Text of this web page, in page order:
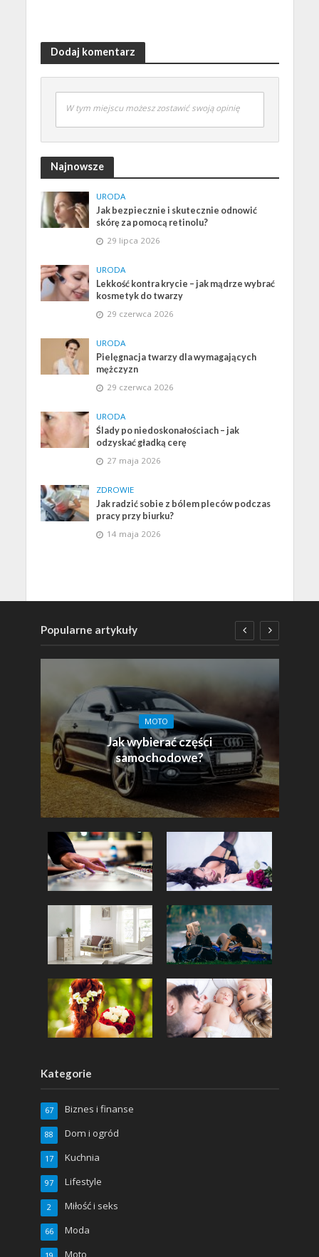
Dodaj komentarz
W tym miejscu możesz zostawić swoją opinię
Najnowsze
URODA
Jak bezpiecznie i skutecznie odnowić
skórę za pomocą retinolu?
29 lipca 2026
URODA
Lekkość kontra krycie – jak mądrze wybrać
kosmetyk do twarzy
29 czerwca 2026
URODA
Pielęgnacja twarzy dla wymagających
mężczyzn
29 czerwca 2026
URODA
Ślady po niedoskonałościach – jak
odzyskać gładką cerę
27 maja 2026
ZDROWIE
Jak radzić sobie z bólem pleców podczas
pracy przy biurku?
14 maja 2026
Popularne artykuły
MOTO
Jak wybierać części
samochodowe?
Kategorie
Biznes i finanse
67
Dom i ogród
88
Kuchnia
17
Lifestyle
97
Miłość i seks
2
Moda
66
Moto